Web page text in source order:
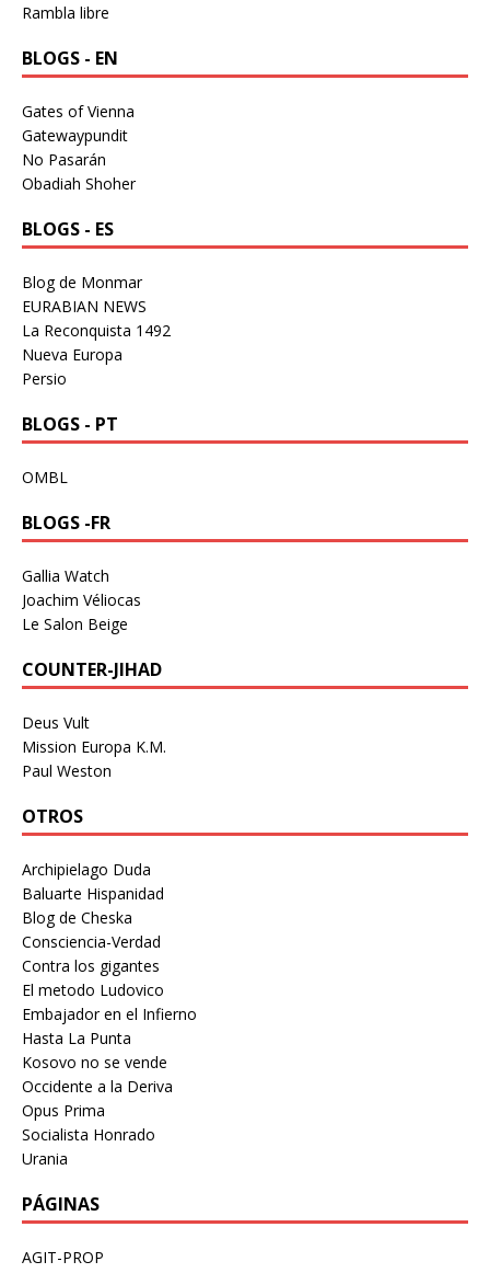
Rambla libre
BLOGS - EN
Gates of Vienna
Gatewaypundit
No Pasarán
Obadiah Shoher
BLOGS - ES
Blog de Monmar
EURABIAN NEWS
La Reconquista 1492
Nueva Europa
Persio
BLOGS - PT
OMBL
BLOGS -FR
Gallia Watch
Joachim Véliocas
Le Salon Beige
COUNTER-JIHAD
Deus Vult
Mission Europa K.M.
Paul Weston
OTROS
Archipielago Duda
Baluarte Hispanidad
Blog de Cheska
Consciencia-Verdad
Contra los gigantes
El metodo Ludovico
Embajador en el Infierno
Hasta La Punta
Kosovo no se vende
Occidente a la Deriva
Opus Prima
Socialista Honrado
Urania
PÁGINAS
AGIT-PROP